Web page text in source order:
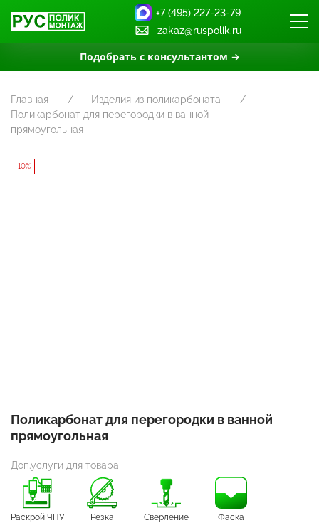
Подобрать с консультантом →
+7 (495) 227-23-79
zakaz@ruspolik.ru
Главная
Изделия из поликарбоната
Поликарбонат для перегородки в ванной
прямоугольная
-10%
Поликарбонат для перегородки в ванной
прямоугольная
Доп.услуги для товара
Раскрой ЧПУ Резка Сверление Фаска